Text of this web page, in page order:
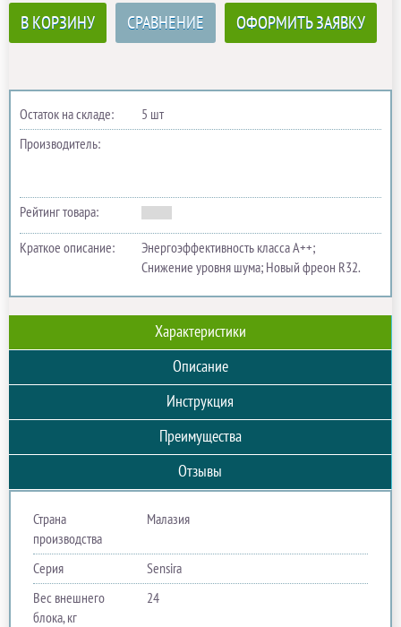
В КОРЗИНУ СРАВНЕНИЕ ОФОРМИТЬ ЗАЯВКУ
Остаток на складе:
5 шт
Производитель:
Рейтинг товара:
Краткое описание:
Энергоэффективность класса А++;
Снижение уровня шума; Новый фреон R32.
Характеристики
Описание
Инструкция
Преимущества
Отзывы
Страна
производства
Малазия
Серия
Sensira
Вес внешнего
блока, кг
24